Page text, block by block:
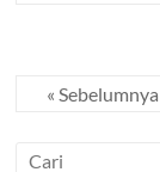
« Sebelumnya